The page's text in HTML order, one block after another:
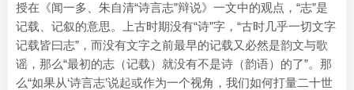
授在《闻一多、朱自清“诗言志”辩说》一文中的观点，“志”是
记载、记叙的意思。上古时期没有“诗”字，“古时几乎一切文字
记载皆曰志”，而没有文字之前最早的记载又必然是韵文与歌
谣，那么“最初的志（记载）就没有不是诗（韵语）的了”。那
么“如果从‘诗言志’说起或作为一个视角，我们如何打量二十世